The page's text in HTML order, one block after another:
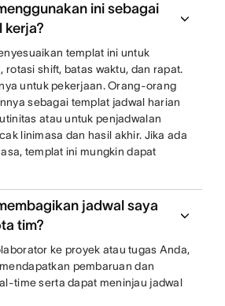
ini sebagai
kerja?
templat ini untuk
rotasi shift, batas waktu, dan rapat.
untuk pekerjaan. Orang-orang
sebagai templat jadwal harian
atau untuk penjadwalan
linimasa dan hasil akhir. Jika ada
templat ini mungkin dapat
jadwal saya
tim?
ke proyek atau tugas Anda,
pembaruan dan
time serta dapat meninjau jadwal